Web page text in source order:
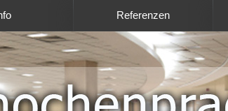
Referenzen